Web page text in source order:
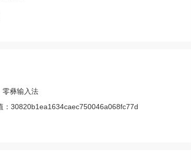
零彝输入法
： 30820b1ea1634caec750046a068fc77d